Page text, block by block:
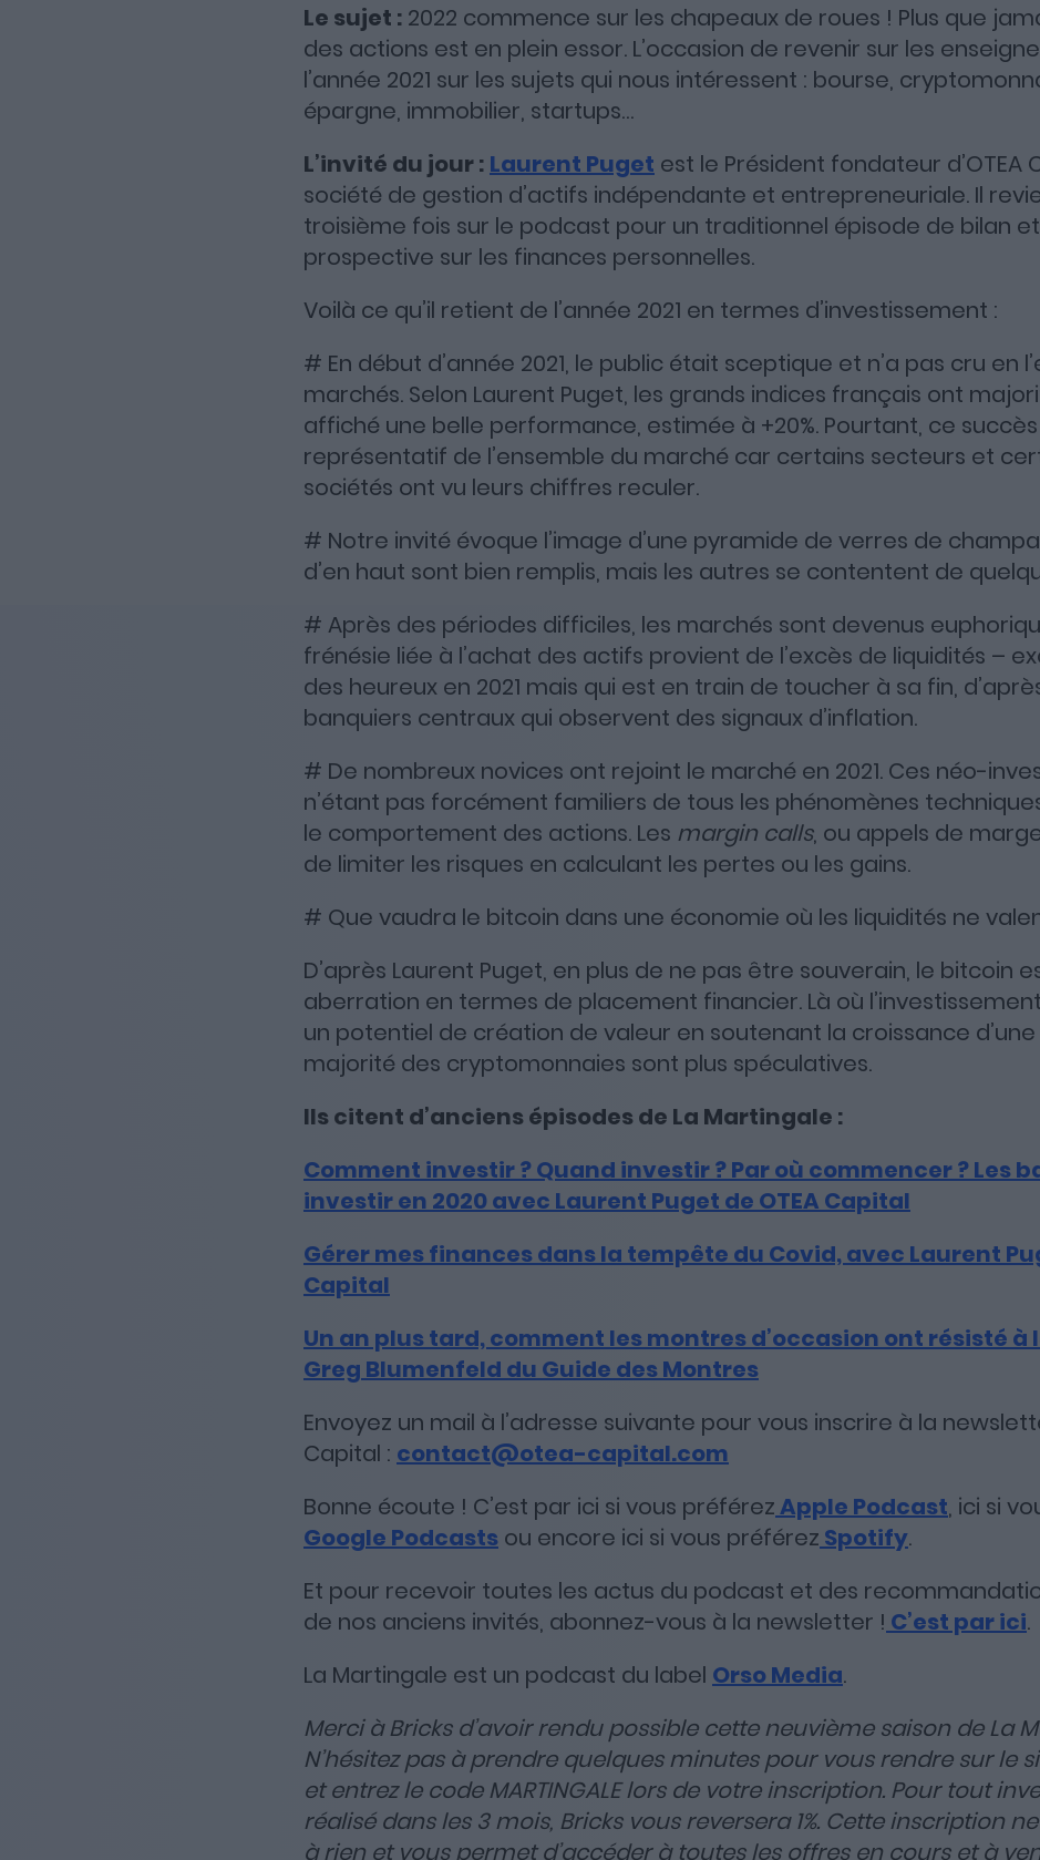
Le sujet : 2022 commence sur les chapeaux de roues ! Plus que
des actions est en plein essor. L’occasion de revenir sur les
l’année 2021 sur les sujets qui nous intéressent : bourse,
épargne, immobilier, startups…
L’invité du jour : Laurent Puget est le Président fondateur d’OTEA
société de gestion d’actifs indépendante et entrepreneuriale. Il
troisième fois sur le podcast pour un traditionnel épisode de bilan
prospective sur les finances personnelles.
Voilà ce qu’il retient de l’année 2021 en termes d’investissement :
# En début d’année 2021, le public était sceptique et n’a pas cru en
marchés. Selon Laurent Puget, les grands indices français ont
affiché une belle performance, estimée à +20%. Pourtant, ce succès
représentatif de l’ensemble du marché car certains secteurs et
sociétés ont vu leurs chiffres reculer.
# Notre invité évoque l’image d’une pyramide de verres de
d’en haut sont bien remplis, mais les autres se contentent de
# Après des périodes difficiles, les marchés sont devenus
frénésie liée à l’achat des actifs provient de l’excès de liquidités –
des heureux en 2021 mais qui est en train de toucher à sa fin,
banquiers centraux qui observent des signaux d’inflation.
# De nombreux novices ont rejoint le marché en 2021. Ces néo-
n’étant pas forcément familiers de tous les phénomènes
le comportement des actions. Les margin calls, ou appels de
de limiter les risques en calculant les pertes ou les gains.
# Que vaudra le bitcoin dans une économie où les liquidités ne
D’après Laurent Puget, en plus de ne pas être souverain, le bitcoin
aberration en termes de placement financier. Là où
un potentiel de création de valeur en soutenant la croissance
majorité des cryptomonnaies sont plus spéculatives.
Ils citent d’anciens épisodes de La Martingale :
Comment investir ? Quand investir ? Par où commencer ? Les
investir en 2020 avec Laurent Puget de OTEA Capital
Gérer mes finances dans la tempête du Covid, avec Laurent
Capital
Un an plus tard, comment les montres d’occasion ont résisté à
Greg Blumenfeld du Guide des Montres
Envoyez un mail à l’adresse suivante pour vous inscrire à la
Capital : contact@otea-capital.com
Bonne écoute ! C’est par ici si vous préférezApple Podcast, ici si
Google Podcasts ou encore ici si vous préférez Spotify.
Et pour recevoir toutes les actus du podcast et des
de nos anciens invités, abonnez-vous à la newsletter ! C’est par ici.
La Martingale est un podcast du label Orso Media.
Merci à Bricks d’avoir rendu possible cette neuvième saison de La
N’hésitez pas à prendre quelques minutes pour vous rendre sur le
et entrez le code MARTINGALE lors de votre inscription. Pour tout
réalisé dans les 3 mois, Bricks vous reversera 1%. Cette inscription
à rien et vous permet d’accéder à toutes les offres en cours et à
Apple Podcasts Spotify Deezer